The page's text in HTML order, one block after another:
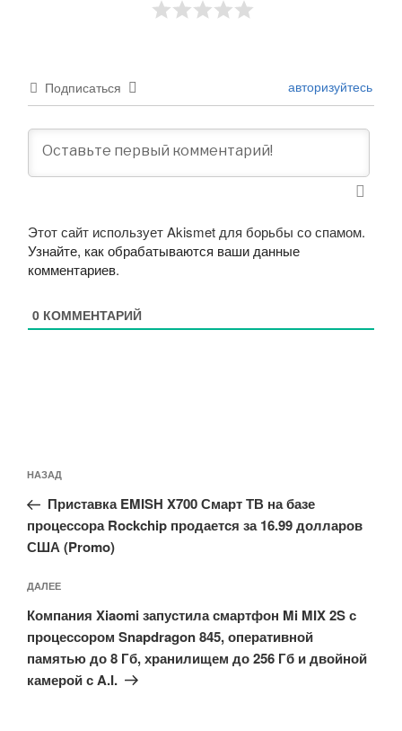
Подписаться авторизуйтесь
Этот сайт использует Akismet для борьбы со спамом.
Узнайте, как обрабатываются ваши данные
комментариев.
0 КОММЕНТАРИЙ
по
записям
Предыдущая
запись:
НАЗАД
Приставка EMISH X700 Смарт ТВ на базе
процессора Rockchip продается за 16.99 долларов
США (Promo)
Следующая
запись
ДАЛЕЕ
Компания Xiaomi запустила смартфон Mi MIX 2S с
процессором Snapdragon 845, оперативной
памятью до 8 Гб, хранилищем до 256 Гб и двойной
камерой с A.I.